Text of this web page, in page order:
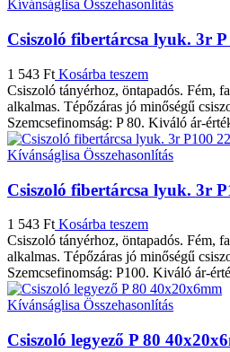
Kívánságlisa Összehasonlítás
Csiszoló fibertárcsa lyuk. 3r
1 543 Ft Kosárba teszem
Csiszoló tányérhoz, öntapadós. Fém,
alkalmas. Tépőzáras jó minőségű
Szemcsefinomság: P 80. Kiváló ár-
Kívánságlisa Összehasonlítás
Csiszoló fibertárcsa lyuk. 3r
1 543 Ft Kosárba teszem
Csiszoló tányérhoz, öntapadós. Fém,
alkalmas. Tépőzáras jó minőségű
Szemcsefinomság: P100. Kiváló ár-
Kívánságlisa Összehasonlítás
Csiszoló legyező P 80